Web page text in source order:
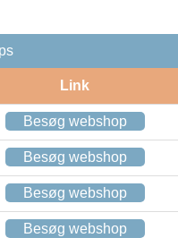
Link
Besøg webshop
Besøg webshop
Besøg webshop
Besøg webshop